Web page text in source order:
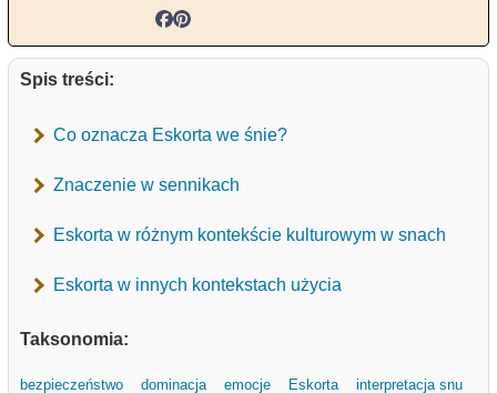
Spis treści:
Co oznacza Eskorta we śnie?
Znaczenie w sennikach
Eskorta w różnym kontekście kulturowym w snach
Eskorta w innych kontekstach użycia
Taksonomia:
bezpieczeństwo dominacja emocje Eskorta
interpretacja snu